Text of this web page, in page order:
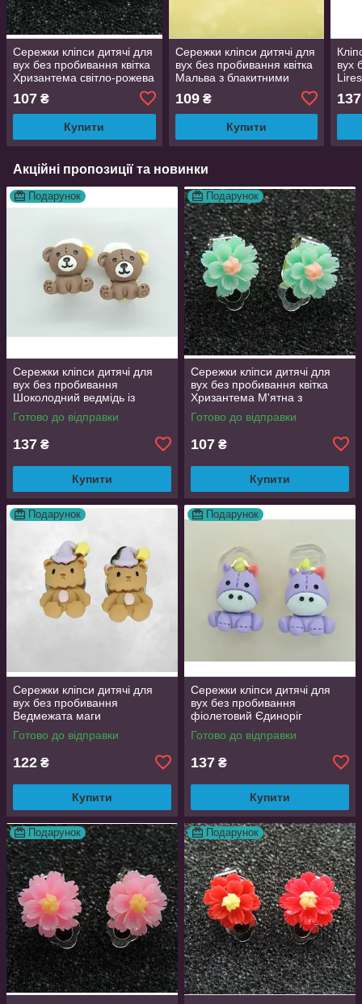
Сережки кліпси дитячі для
вух без пробивання квітка
Хризантема світло-рожева
107 ₴
Купити
Сережки кліпси дитячі для
вух без пробивання квітка
Мальва з блакитними
пелюстками та рожевою
тичинкою
109₴
Купити
вух
137
Акційні пропозиції та новинки
Подарунок
Сережки кліпси дитячі для
вух без пробивання
Шоколодний ведмідь із
жовтим вушком
Готово до відправки
137 ₴
Купити
Подарунок
Сережки кліпси дитячі для
вух без пробивання квітка
Хризантема М'ятна з
рожевою
Готово до відправки
107 ₴
Купити
Подарунок
Сережки кліпси дитячі для
вух без пробивання
Ведмежата маги
Готово до відправки
122 ₴
Купити
Подарунок
Сережки кліпси дитячі для
вух без пробивання
фіолетовий Єдиноріг
Готово до відправки
137 ₴
Купити
Подарунок Подарунок